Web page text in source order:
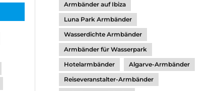
Armbänder auf Ibiza
Luna Park Armbänder
Wasserdichte Armbänder
Armbänder für Wasserpark
Hotelarmbänder
Algarve-Armbänder
Reiseveranstalter-Armbänder